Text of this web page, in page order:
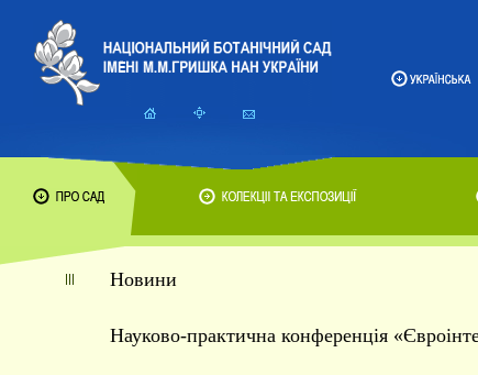
Новини
Науково-практична конференція